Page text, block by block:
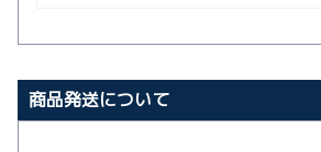
商品発送について